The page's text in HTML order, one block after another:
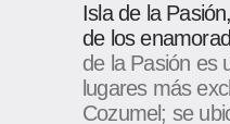
Isla de la
de los
de la Pasión es
lugares más
Cozumel; se